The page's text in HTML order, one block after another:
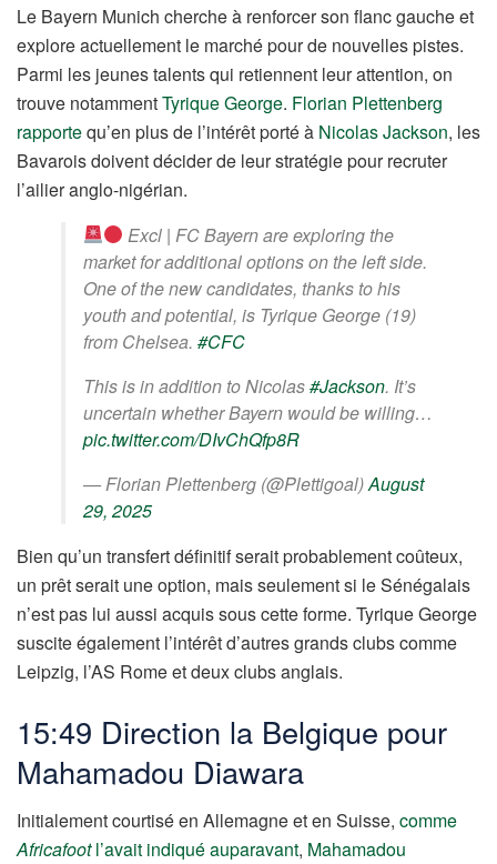
Le Bayern Munich cherche à renforcer son flanc gauche et
explore actuellement le marché pour de nouvelles pistes.
Parmi les jeunes talents qui retiennent leur attention, on
trouve notammentTyrique George. Florian Plettenberg
rapportequ’en plus de l’intérêt porté à Nicolas Jackson, les
Bavarois doivent décider de leur stratégie pour recruter
l’ailier anglo-nigérian.
Excl | FC Bayern are exploring the
market for additional options on the left side.
One of the new candidates, thanks to his
youth and potential, is Tyrique George (19)
from Chelsea. #CFC
This is in addition to Nicolas#Jackson. It’s
uncertain whether Bayern would be willing…
pic.twitter.com/DIvChQfp8R
— Florian Plettenberg (@Plettigoal)August
29, 2025
Bien qu’un transfert définitif serait probablement coûteux,
un prêt serait une option, mais seulement si le Sénégalais
n’est pas lui aussi acquis sous cette forme. Tyrique George
suscite également l’intérêt d’autres grands clubs comme
Leipzig, l’AS Rome et deux clubs anglais.
15:49 Direction la Belgique pour
Mahamadou Diawara
Initialement courtisé en Allemagne et en Suisse, comme
Africafootl’avait indiqué auparavant, Mahamadou